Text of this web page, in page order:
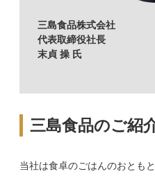
三島食品株式会社
代表取締役社長
末貞 操 氏
三島食品のご紹
当社は食卓のごはんのおとも